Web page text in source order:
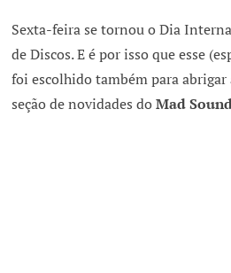
Sexta-feira se tornou o Dia
de Discos. E é por isso que esse
foi escolhido também para
seção de novidades doMad